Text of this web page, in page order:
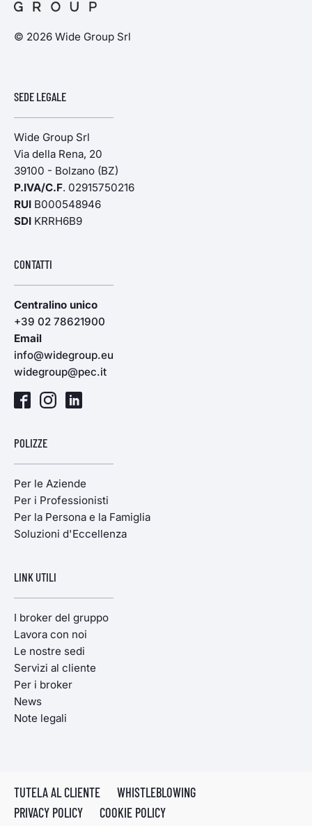
© 2026 Wide Group Srl
SEDE LEGALE
Wide Group Srl
Via della Rena, 20
39100 - Bolzano (BZ)
P.IVA/C.F. 02915750216
RUI B000548946
SDI KRRH6B9
CONTATTI
Centralino unico
+39 02 78621900
Email
info@widegroup.eu
widegroup@pec.it
POLIZZE
Per le Aziende
Per i Professionisti
Per la Persona e la Famiglia
Soluzioni d'Eccellenza
LINK UTILI
I broker del gruppo
Lavora con noi
Le nostre sedi
Servizi al cliente
Per i broker
News
Note legali
TUTELA AL CLIENTE
WHISTLEBLOWING
PRIVACY POLICY
COOKIE POLICY